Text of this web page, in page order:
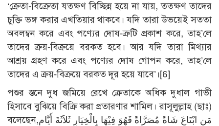
‘ক্রেতা-বিক্রেতা যতক্ষণ বিচ্ছিন্ন হয়ে না যায়, ততক্ষণ তাদের
চুক্তি ভঙ্গ করার এখতিয়ার থাকবে। যদি তারা উভয়েই সততা
অবলম্বন করে এবং পণ্যের দোষ-ত্রুটি প্রকাশ করে, তাহ’লে
তাদের ক্রয়-বিক্রয়ে বরকত হবে। আর যদি তারা মিথ্যার
আশ্রয় গ্রহণ করে এবং পণ্যের দোষ গোপন করে, তাহ’লে
তাদের এ ক্রয়-বিক্রয়ে বরকত দূর হয়ে যাবে’।[6]
পশুর স্তনে দুধ জমিয়ে রেখে ক্রেতাকে অধিক দুধাল গাভী
হিসাবে বুঝিয়ে বিক্রি করা প্রতারণার শামিল। রাসূলুল্লাহ (ছাঃ)
বলেছেন,مَنِ ابْتَاعَ شَاةً مُصَرَّاةً فَهُوَ فِيْهَا بِالْخِيَارِ ثَلاَثَةَ أَيَّامٍ